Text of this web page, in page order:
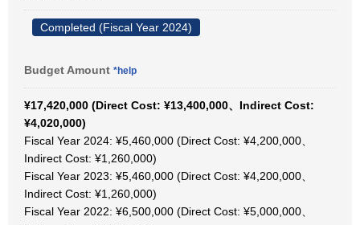
Completed (Fiscal Year 2024)
Budget Amount *help
¥17,420,000 (Direct Cost: ¥13,400,000、Indirect Cost:
¥4,020,000)
Fiscal Year 2024: ¥5,460,000 (Direct Cost: ¥4,200,000、
Indirect Cost: ¥1,260,000)
Fiscal Year 2023: ¥5,460,000 (Direct Cost: ¥4,200,000、
Indirect Cost: ¥1,260,000)
Fiscal Year 2022: ¥6,500,000 (Direct Cost: ¥5,000,000、